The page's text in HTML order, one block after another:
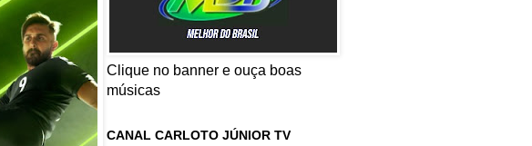
Clique no banner e ouça boas
músicas
CANAL CARLOTO JÚNIOR TV